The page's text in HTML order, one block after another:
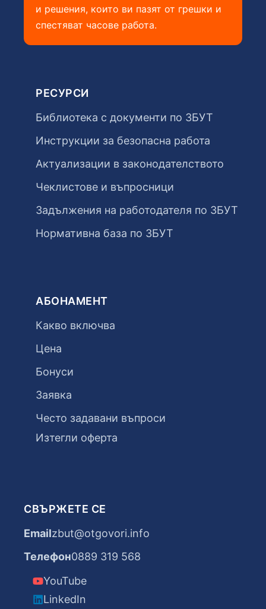
и решения, които ви пазят от грешки и
спестяват часове работа.
РЕСУРСИ
Библиотека с документи по ЗБУТ
Инструкции за безопасна работа
Актуализации в законодателството
Чеклистове и въпросници
Задължения на работодателя по ЗБУТ
Нормативна база по ЗБУТ
АБОНАМЕНТ
Какво включва
Цена
Бонуси
Заявка
Често задавани въпроси
Изтегли оферта
СВЪРЖЕТЕ СЕ
Emailzbut@otgovori.info
Телефон0889 319 568
YouTube
LinkedIn